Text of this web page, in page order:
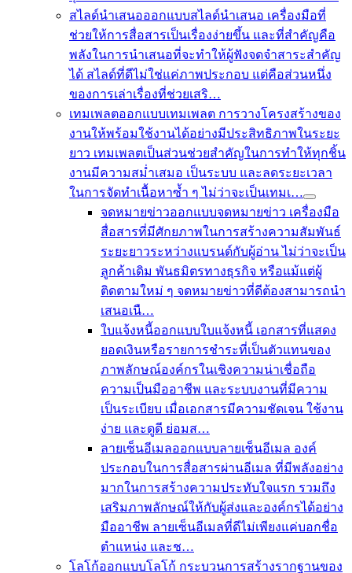
สไลด์นำเสนอออกแบบสไลด์นำเสนอ เครื่องมือที่
ช่วยให้การสื่อสารเป็นเรื่องง่ายขึ้น และที่สำคัญคือ
พลังในการนำเสนอที่จะทำให้ผู้ฟังจดจำสาระสำคัญ
ได้ สไลด์ที่ดีไม่ใช่แค่ภาพประกอบ แต่คือส่วนหนึ่ง
ของการเล่าเรื่องที่ช่วยเสริ…
เทมเพลตออกแบบเทมเพลต การวางโครงสร้างของ
งานให้พร้อมใช้งานได้อย่างมีประสิทธิภาพในระยะ
ยาว เทมเพลตเป็นส่วนช่วยสำคัญในการทำให้ทุกชิ้น
งานมีความสม่ำเสมอ เป็นระบบ และลดระยะเวลา
ในการจัดทำเนื้อหาซ้ำ ๆ ไม่ว่าจะเป็นเทมเ…
จดหมายข่าวออกแบบจดหมายข่าว เครื่องมือ
สื่อสารที่มีศักยภาพในการสร้างความสัมพันธ์
ระยะยาวระหว่างแบรนด์กับผู้อ่าน ไม่ว่าจะเป็น
ลูกค้าเดิม พันธมิตรทางธุรกิจ หรือแม้แต่ผู้
ติดตามใหม่ ๆ จดหมายข่าวที่ดีต้องสามารถนำ
เสนอเนื…
ใบแจ้งหนี้ออกแบบใบแจ้งหนี้ เอกสารที่แสดง
ยอดเงินหรือรายการชำระที่เป็นตัวแทนของ
ภาพลักษณ์องค์กรในเชิงความน่าเชื่อถือ
ความเป็นมืออาชีพ และระบบงานที่มีความ
เป็นระเบียบ เมื่อเอกสารมีความชัดเจน ใช้งาน
ง่าย และดูดี ย่อมส…
ลายเซ็นอีเมลออกแบบลายเซ็นอีเมล องค์
ประกอบในการสื่อสารผ่านอีเมล ที่มีพลังอย่าง
มากในการสร้างความประทับใจแรก รวมถึง
เสริมภาพลักษณ์ให้กับผู้ส่งและองค์กรได้อย่าง
มืออาชีพ ลายเซ็นอีเมลที่ดีไม่เพียงแค่บอกชื่อ
ตำแหน่ง และช…
โลโก้ออกแบบโลโก้ กระบวนการสร้างรากฐานของ